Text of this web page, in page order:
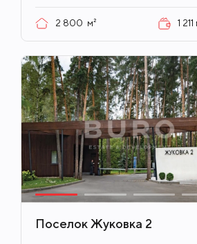
2 800 м² 1
Поселок Жуковка 2